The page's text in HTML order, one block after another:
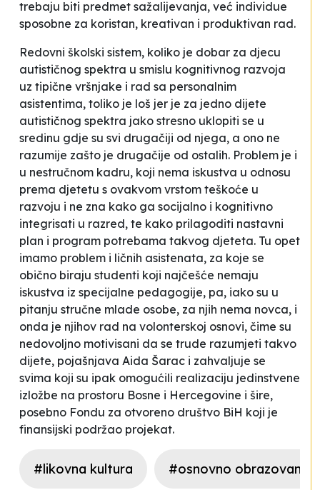
trebaju biti predmet sažalijevanja, već individue
sposobne za koristan, kreativan i produktivan rad.
Redovni školski sistem, koliko je dobar za djecu
autističnog spektra u smislu kognitivnog razvoja
uz tipične vršnjake i rad sa personalnim
asistentima, toliko je loš jer je za jedno dijete
autističnog spektra jako stresno uklopiti se u
sredinu gdje su svi drugačiji od njega, a ono ne
razumije zašto je drugačije od ostalih. Problem je i
u nestručnom kadru, koji nema iskustva u odnosu
prema djetetu s ovakvom vrstom teškoće u
razvoju i ne zna kako ga socijalno i kognitivno
integrisati u razred, te kako prilagoditi nastavni
plan i program potrebama takvog djeteta. Tu opet
imamo problem i ličnih asistenata, za koje se
obično biraju studenti koji najčešće nemaju
iskustva iz specijalne pedagogije, pa, iako su u
pitanju stručne mlade osobe, za njih nema novca, i
onda je njihov rad na volonterskoj osnovi, čime su
nedovoljno motivisani da se trude razumjeti takvo
dijete, pojašnjava Aida Šarac i zahvaljuje se
svima koji su ipak omogućili realizaciju jedinstvene
izložbe na prostoru Bosne i Hercegovine i šire,
posebno Fondu za otvoreno društvo BiH koji je
finansijski podržao projekat.
#likovna kultura #osnovno obrazovanje